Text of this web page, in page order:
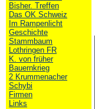
Bisher. Treffen
Das OK Schweiz
Im Rampenlicht
Geschichte
Stammbaum
Lothringen FR
K. von früher
Bauernkrieg
2 Krummenacher
Schybi
Firmen
Links